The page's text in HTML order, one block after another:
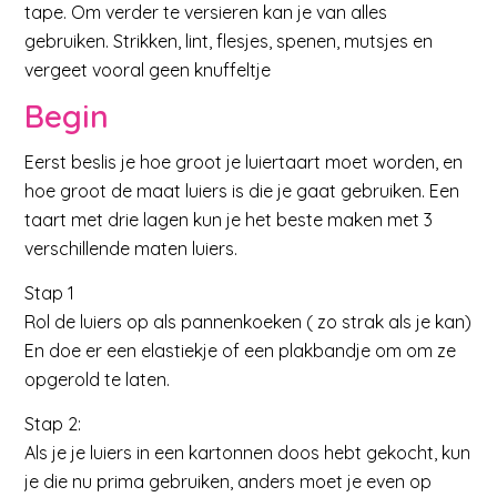
tape. Om verder te versieren kan je van alles
gebruiken. Strikken, lint, flesjes, spenen, mutsjes en
vergeet vooral geen knuffeltje
Begin
Eerst beslis je hoe groot je luiertaart moet worden, en
hoe groot de maat luiers is die je gaat gebruiken. Een
taart met drie lagen kun je het beste maken met 3
verschillende maten luiers.
Stap 1
Rol de luiers op als pannenkoeken ( zo strak als je kan)
En doe er een elastiekje of een plakbandje om om ze
opgerold te laten.
Stap 2:
Als je je luiers in een kartonnen doos hebt gekocht, kun
je die nu prima gebruiken, anders moet je even op